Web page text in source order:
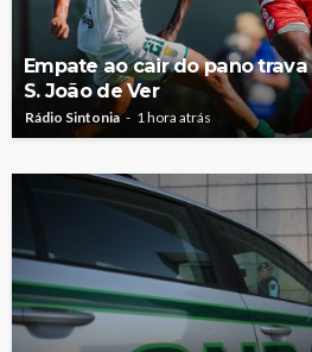
Empate ao cair do pano
S. João de Ver
Rádio Sintonia 1 hora atrás